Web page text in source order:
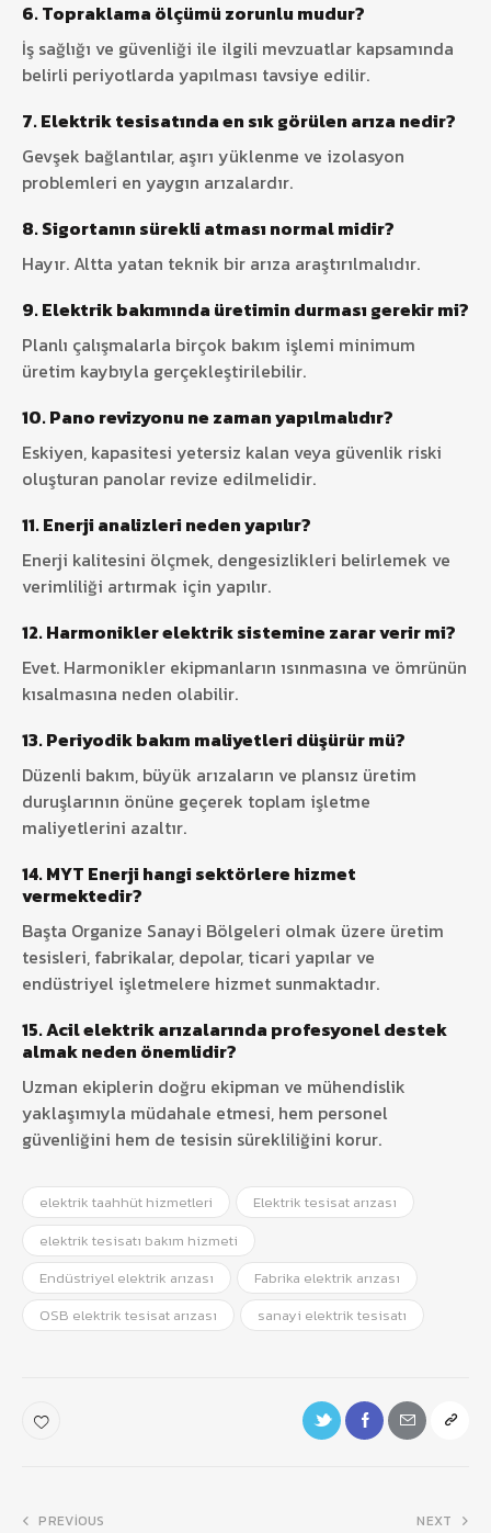
6. Topraklama ölçümü zorunlu mudur?
İş sağlığı ve güvenliği ile ilgili mevzuatlar kapsamında
belirli periyotlarda yapılması tavsiye edilir.
7. Elektrik tesisatında en sık görülen arıza nedir?
Gevşek bağlantılar, aşırı yüklenme ve izolasyon
problemleri en yaygın arızalardır.
8. Sigortanın sürekli atması normal midir?
Hayır. Altta yatan teknik bir arıza araştırılmalıdır.
9. Elektrik bakımında üretimin durması gerekir mi?
Planlı çalışmalarla birçok bakım işlemi minimum
üretim kaybıyla gerçekleştirilebilir.
10. Pano revizyonu ne zaman yapılmalıdır?
Eskiyen, kapasitesi yetersiz kalan veya güvenlik riski
oluşturan panolar revize edilmelidir.
11. Enerji analizleri neden yapılır?
Enerji kalitesini ölçmek, dengesizlikleri belirlemek ve
verimliliği artırmak için yapılır.
12. Harmonikler elektrik sistemine zarar verir mi?
Evet. Harmonikler ekipmanların ısınmasına ve ömrünün
kısalmasına neden olabilir.
13. Periyodik bakım maliyetleri düşürür mü?
Düzenli bakım, büyük arızaların ve plansız üretim
duruşlarının önüne geçerek toplam işletme
maliyetlerini azaltır.
14. MYT Enerji hangi sektörlere hizmet
vermektedir?
Başta Organize Sanayi Bölgeleri olmak üzere üretim
tesisleri, fabrikalar, depolar, ticari yapılar ve
endüstriyel işletmelere hizmet sunmaktadır.
15. Acil elektrik arızalarında profesyonel destek
almak neden önemlidir?
Uzman ekiplerin doğru ekipman ve mühendislik
yaklaşımıyla müdahale etmesi, hem personel
güvenliğini hem de tesisin sürekliliğini korur.
elektrik taahhüt hizmetleri
Elektrik tesisat arızası
elektrik tesisatı bakım hizmeti
Endüstriyel elektrik arızası
Fabrika elektrik arızası
OSB elektrik tesisat arızası
sanayi elektrik tesisatı
PREVIOUS NEXT